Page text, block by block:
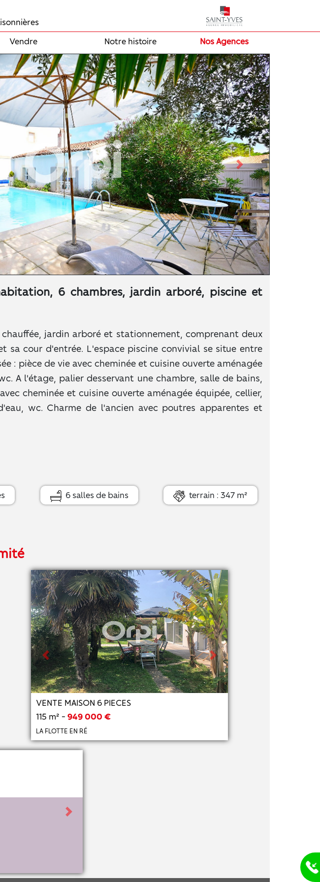
Nos Agences
Vendre Notre histoire
Next
6 chambres, jardin arboré, piscine et
jardin arboré et stationnement, comprenant deux
sa cour d'entrée. L'espace piscine convivial se situe entre
: pièce de vie avec cheminée et cuisine ouverte aménagée
A l'étage, palier desservant une chambre, salle de bains,
cheminée et cuisine ouverte aménagée équipée, cellier,
wc. Charme de l'ancien avec poutres apparentes et
6 salles de bains terrain : 347 m²
VENTE MAISON 6 PIECES
115 m² - 949 000 €
LA FLOTTE EN RÉ
Previous Next
Next